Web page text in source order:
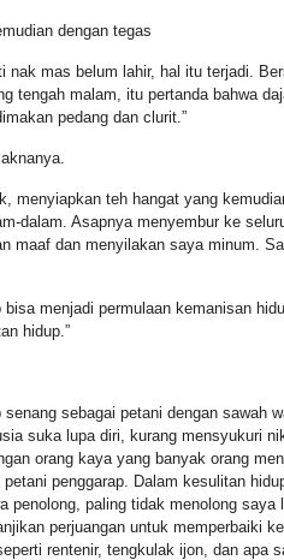
dengan tegas
nak mas belum lahir, hal itu terjadi.
tengah malam, itu pertanda bahwa
pedang dan clurit.”
menyiapkan teh hangat yang
dalam. Asapnya menyembur ke
maaf dan menyilakan saya minum.
bisa menjadi permulaan kemanisan
hidup.”
sebagai petani dengan sawah
suka lupa diri, kurang mensyukuri
orang kaya yang banyak orang
penggarap. Dalam kesulitan
penolong, paling tidak menolong saya
perjuangan untuk memperbaiki
rentenir, tengkulak ijon, dan apa